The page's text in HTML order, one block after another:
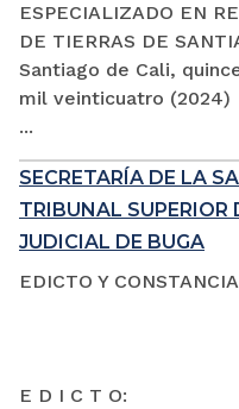
ESPECIALIZADO EN
DE TIERRAS DE
Santiago de Cali,
mil veinticuatro (2024)
...
SECRETARÍA DE LA
TRIBUNAL SUPERIOR
JUDICIAL DE BUGA
EDICTO Y
E D I C T O: